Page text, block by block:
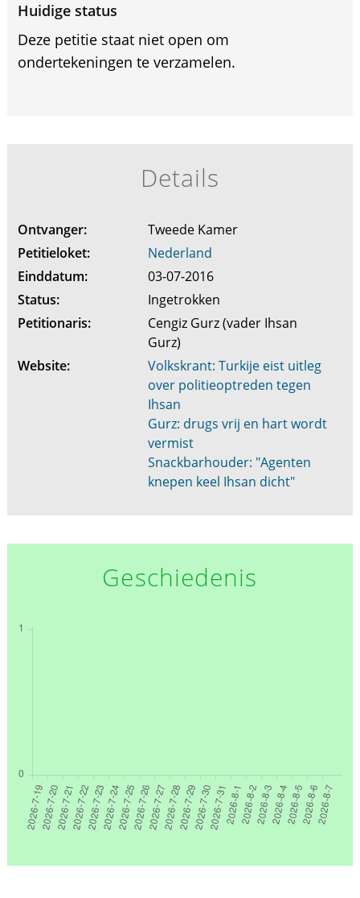
Huidige status
Deze petitie staat niet open om
ondertekeningen te verzamelen.
Details
Ontvanger:
Tweede Kamer
Petitieloket:
Nederland
Einddatum:
03-07-2016
Status:
Ingetrokken
Petitionaris:
Cengiz Gurz (vader Ihsan
Gurz)
Website:
Volkskrant: Turkije eist uitleg
over politieoptreden tegen
Ihsan
Gurz: drugs vrij en hart wordt
vermist
Snackbarhouder: "Agenten
knepen keel Ihsan dicht"
Geschiedenis